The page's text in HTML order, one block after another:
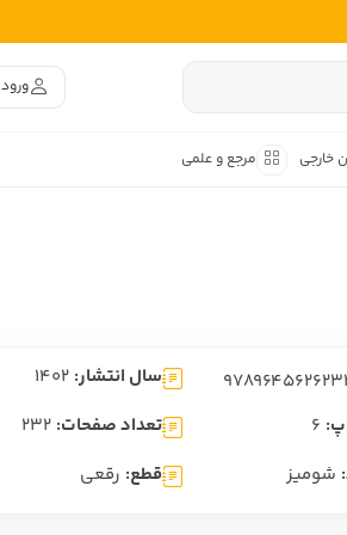
ورود
خارجی مرجع و علمی
فارسی
متون کهن
سال انتشار: 1402
6 تعداد صفحات: 232
شومیز قطع: رقعی